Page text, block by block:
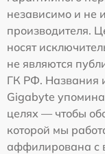
независимо и не
производителя.
носят
не являются
ГК РФ. Названия
Gigabyte
целях — чтобы
которой мы
аффилирована с